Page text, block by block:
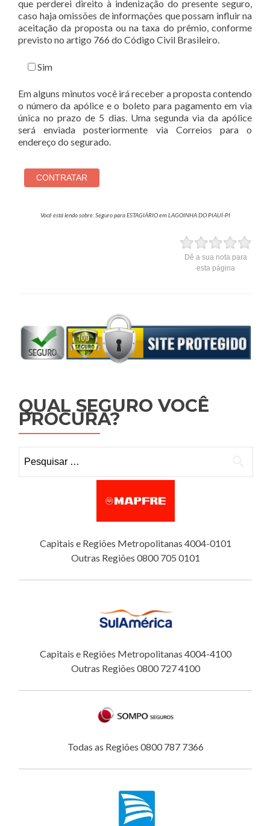
que perderei direito à indenização do presente seguro,
caso haja omissões de informações que possam influir na
aceitação da proposta ou na taxa do prêmio, conforme
previsto no artigo 766 do Código Civil Brasileiro.
Sim
Em alguns minutos você irá receber a proposta contendo
o número da apólice e o boleto para pagamento em via
única no prazo de 5 dias. Uma segunda via da apólice
será enviada posteriormente via Correios para o
endereço do segurado.
Você está lendo sobre: Seguro para ESTAGIÁRIO em LAGOINHA DO PIAUÍ-PI
Dê a sua nota para
esta página
QUAL SEGURO VOCÊ
PROCURA?
Capitais e Regiões Metropolitanas 4004-0101
Outras Regiões 0800 705 0101
Capitais e Regiões Metropolitanas 4004-4100
Outras Regiões 0800 727 4100
Todas as Regiões 0800 787 7366